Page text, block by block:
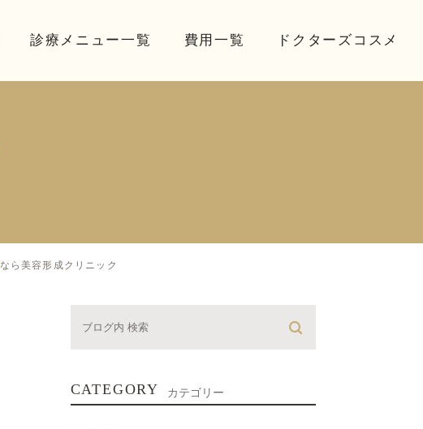
診療メニュー一覧 費用一覧 ドクターズコスメ
なら美容形成クリニック
CATEGORY カテゴリー